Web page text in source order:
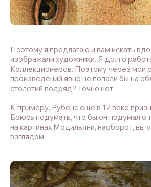
Поэтому я предлагаю и вам искать
изображали художники. Я долго
Коллекционеров. Поэтому через мои
произведений явно не попали бы на
столетий подряд? Точно нет.
К примеру, Рубенс еще в 17 веке
Боюсь подумать, что бы он подумал о
на картинах Модильяни, наоборот,
взглядом.